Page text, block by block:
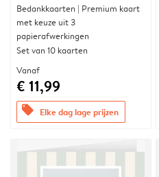
Bedankkaarten | Premium kaart
met keuze uit 3
papierafwerkingen
Set van 10 kaarten
Vanaf
€ 11,99
offers Elke dag lage prijzen